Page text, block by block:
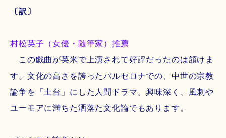
〔訳〕
村松英子（女優・随筆家）推薦
この戯曲が英米で上演されて好評だったのは頷けま
す。文化の高さを誇ったバルセロナでの、中世の宗教
論争を「土台」にした人間ドラマ。興味深く、風刺や
ユーモアに満ちた洒落た文化論でもあります。